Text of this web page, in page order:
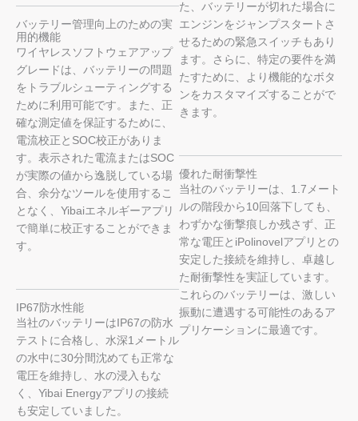
バッテリー管理向上のための実
用的機能
ワイヤレスソフトウェアアップ
グレードは、バッテリーの問題
をトラブルシューティングする
ために利用可能です。また、正
確な測定値を保証するために、
電流校正とSOC校正がありま
す。表示された電流またはSOC
が実際の値から逸脱している場
合、余分なツールを使用するこ
となく、Yibaiエネルギーアプリ
で簡単に校正することができま
す。
IP67防水性能
当社のバッテリーはIP67の防水
テストに合格し、水深1メートル
の水中に30分間沈めても正常な
電圧を維持し、水の浸入もな
く、Yibai Energyアプリの接続
も安定していました。
た、バッテリーが切れた場合に
エンジンをジャンプスタートさ
せるための緊急スイッチもあり
ます。さらに、特定の要件を満
たすために、より機能的なボタ
ンをカスタマイズすることがで
きます。
優れた耐衝撃性
当社のバッテリーは、1.7メート
ルの階段から10回落下しても、
わずかな衝撃痕しか残さず、正
常な電圧とiPolinovelアプリとの
安定した接続を維持し、卓越し
た耐衝撃性を実証しています。
これらのバッテリーは、激しい
振動に遭遇する可能性のあるア
プリケーションに最適です。